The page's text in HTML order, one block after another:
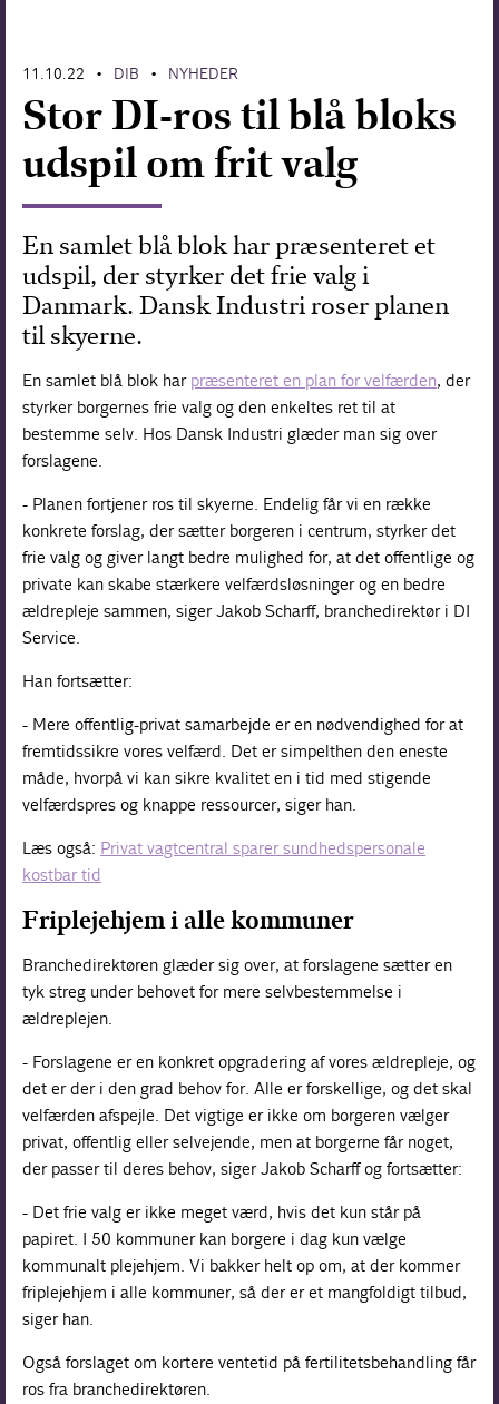
11.10.22 • DIB • NYHEDER
Stor DI-ros til blå bloks
udspil om frit valg
En samlet blå blok har præsenteret et
udspil, der styrker det frie valg i
Danmark. Dansk Industri roser planen
til skyerne.
En samlet blå blok har præsenteret en plan for velfærden, der
styrker borgernes frie valg og den enkeltes ret til at
bestemme selv. Hos Dansk Industri glæder man sig over
forslagene.
- Planen fortjener ros til skyerne. Endelig får vi en række
konkrete forslag, der sætter borgeren i centrum, styrker det
frie valg og giver langt bedre mulighed for, at det offentlige og
private kan skabe stærkere velfærdsløsninger og en bedre
ældrepleje sammen, siger Jakob Scharff, branchedirektør i DI
Service.
Han fortsætter:
- Mere offentlig-privat samarbejde er en nødvendighed for at
fremtidssikre vores velfærd. Det er simpelthen den eneste
måde, hvorpå vi kan sikre kvalitet en i tid med stigende
velfærdspres og knappe ressourcer, siger han.
Læs også: Privat vagtcentral sparer sundhedspersonale
kostbar tid
Friplejehjem i alle kommuner
Branchedirektøren glæder sig over, at forslagene sætter en
tyk streg under behovet for mere selvbestemmelse i
ældreplejen.
- Forslagene er en konkret opgradering af vores ældrepleje, og
det er der i den grad behov for. Alle er forskellige, og det skal
velfærden afspejle. Det vigtige er ikke om borgeren vælger
privat, offentlig eller selvejende, men at borgerne får noget,
der passer til deres behov, siger Jakob Scharff og fortsætter:
- Det frie valg er ikke meget værd, hvis det kun står på
papiret. I 50 kommuner kan borgere i dag kun vælge
kommunalt plejehjem. Vi bakker helt op om, at der kommer
friplejehjem i alle kommuner, så der er et mangfoldigt tilbud,
siger han.
Også forslaget om kortere ventetid på fertilitetsbehandling får
ros fra branchedirektøren.